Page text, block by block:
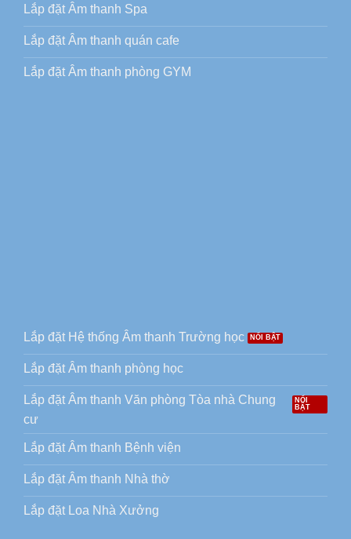
Lắp đặt Âm thanh Spa
Lắp đặt Âm thanh quán cafe
Lắp đặt Âm thanh phòng GYM
Lắp đặt Hệ thống Âm thanh Trường học
Lắp đặt Âm thanh phòng học
Lắp đặt Âm thanh Văn phòng Tòa nhà Chung
cư
Lắp đặt Âm thanh Bệnh viện
Lắp đặt Âm thanh Nhà thờ
Lắp đặt Loa Nhà Xưởng